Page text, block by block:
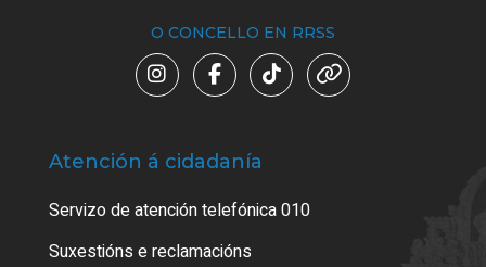
O CONCELLO EN RRSS
Atención á cidadanía
Servizo de atención telefónica 010
Suxestións e reclamacións